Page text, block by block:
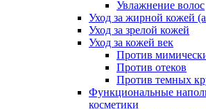
Увлажнение волос
Уход за жирной кожей
Уход за зрелой кожей
Уход за кожей век
Против
Против отеков
Против темных
Функциональные
косметики